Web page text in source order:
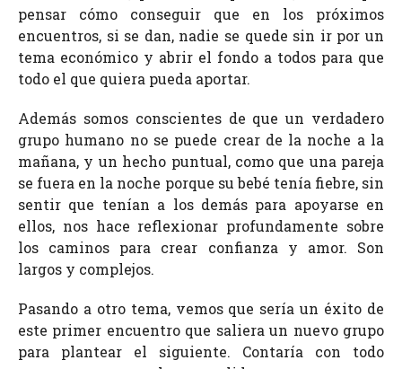
pensar cómo conseguir que en los próximos
encuentros, si se dan, nadie se quede sin ir por un
tema económico y abrir el fondo a todos para que
todo el que quiera pueda aportar.
Además somos conscientes de que un verdadero
grupo humano no se puede crear de la noche a la
mañana, y un hecho puntual, como que una pareja
se fuera en la noche porque su bebé tenía fiebre, sin
sentir que tenían a los demás para apoyarse en
ellos, nos hace reflexionar profundamente sobre
los caminos para crear confianza y amor. Son
largos y complejos.
Pasando a otro tema, vemos que sería un éxito de
este primer encuentro que saliera un nuevo grupo
para plantear el siguiente. Contaría con todo